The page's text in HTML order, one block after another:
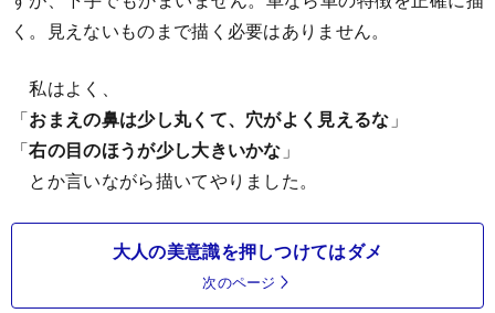
く。見えないものまで描く必要はありません。
私はよく、
「おまえの鼻は少し丸くて、穴がよく見えるな 」
「右の目のほうが少し大きいかな 」
とか言いながら描いてやりました。
大人の美意識を押しつけてはダメ
次のページ